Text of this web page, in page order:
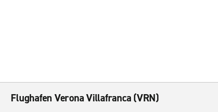
Flughafen Verona Villafranca (VRN)